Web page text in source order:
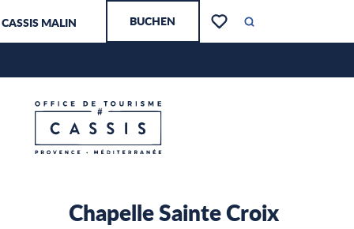
au
contenu
CASSIS MALIN BUCHEN
Voir les favoris
Suche
Startseite – Ich bereite mich vor
Chapelle Sainte Croix